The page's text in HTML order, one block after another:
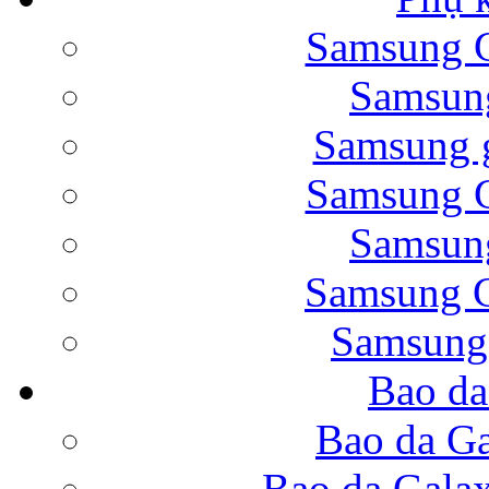
Bao da Samsung
Bao da Galaxy
Nắp lưng Samsung
Samsung
Samsung
Samsung
Bao
Bao da